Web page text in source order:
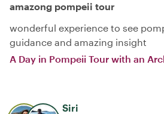
amazong pompeii tour
wonderful experience to see
guidance and amazing insight
A Day in Pompeii Tour with an
Siri